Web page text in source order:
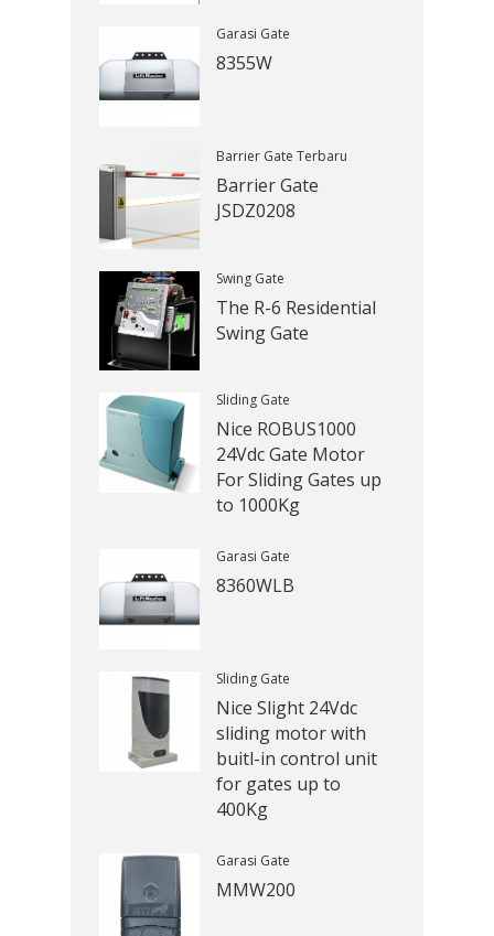
Garasi Gate
8355W
Barrier Gate Terbaru
Barrier Gate
JSDZ0208
Swing Gate
The R-6 Residential
Swing Gate
Sliding Gate
Nice ROBUS1000
24Vdc Gate Motor
For Sliding Gates up
to 1000Kg
Garasi Gate
8360WLB
Sliding Gate
Nice Slight 24Vdc
sliding motor with
buitl-in control unit
for gates up to
400Kg
Garasi Gate
MMW200